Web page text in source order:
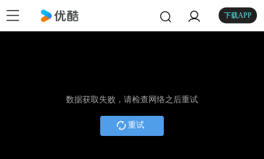
下载APP
数据获取失败，请检查网络之后重试
重试